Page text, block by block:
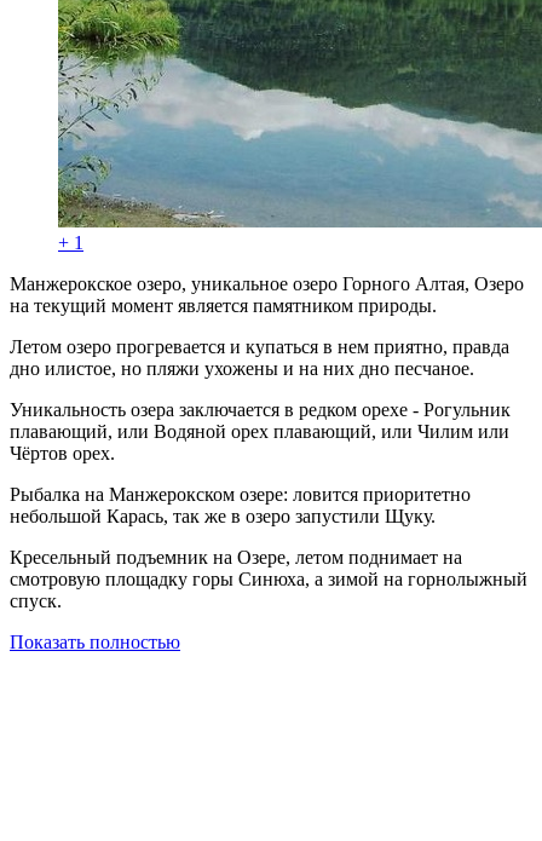
+ 1
Манжерокское озеро, уникальное озеро Горного Алтая, Озеро
на текущий момент является памятником природы.
Летом озеро прогревается и купаться в нем приятно, правда
дно илистое, но пляжи ухожены и на них дно песчаное.
Уникальность озера заключается в редком орехе - Рогульник
плавающий, или Водяной орех плавающий, или Чилим или
Чёртов орех.
Рыбалка на Манжерокском озере: ловится приоритетно
небольшой Карась, так же в озеро запустили Щуку.
Кресельный подъемник на Озере, летом поднимает на
смотровую площадку горы Синюха, а зимой на горнолыжный
спуск.
Показать полностью